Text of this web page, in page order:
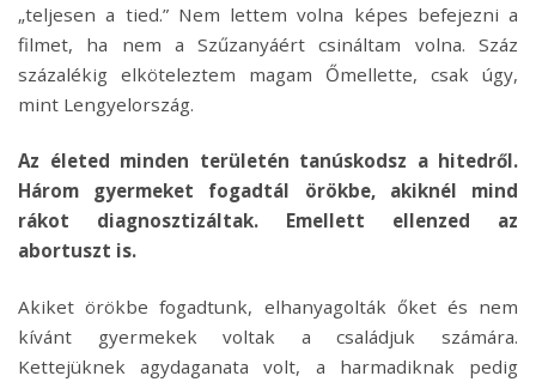
„teljesen a tied.” Nem lettem volna képes befejezni a
filmet, ha nem a Szűzanyáért csináltam volna. Száz
százalékig elköteleztem magam Őmellette, csak úgy,
mint Lengyelország.
Az életed minden területén tanúskodsz a hitedről.
Három gyermeket fogadtál örökbe, akiknél mind
rákot diagnosztizáltak. Emellett ellenzed az
abortuszt is.
Akiket örökbe fogadtunk, elhanyagolták őket és nem
kívánt gyermekek voltak a családjuk számára.
Kettejüknek agydaganata volt, a harmadiknak pedig